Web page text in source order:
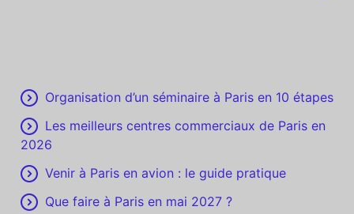
Organisation d’un séminaire à Paris en 10 étapes
Les meilleurs centres commerciaux de Paris en
2026
Venir à Paris en avion : le guide pratique
Que faire à Paris en mai 2027 ?